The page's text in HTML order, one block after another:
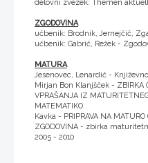
delovni zvezek: Themen
ZGODOVINA
učbenik: Brodnik, Jernejčič,
učbenik: Gabrič, Režek -
MATURA
Jesenovec, Lenardič -
Mirjan Bon Klanjšček - ZBIRKA
VPRAŠANJA IZ
MATEMATIKO
Kavka - PRIPRAVA NA MATURO
ZGODOVINA - zbirka
2005 - 2010